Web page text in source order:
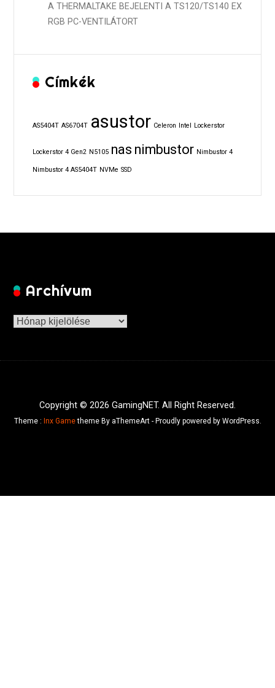
A THERMALTAKE BEJELENTI A TS120/TS140 EX
RGB PC-VENTILÁTORT
Címkék
AS5404T AS6704T asustor Celeron Intel Lockerstor
Lockerstor 4 Gen2 N5105 nas nimbustor Nimbustor 4
Nimbustor 4 AS5404T NVMe SSD
Archívum
Archívum
Copyright © 2026 GamingNET. All Right Reserved.
Theme : Inx Gametheme By aThemeArt - Proudly powered by WordPress.